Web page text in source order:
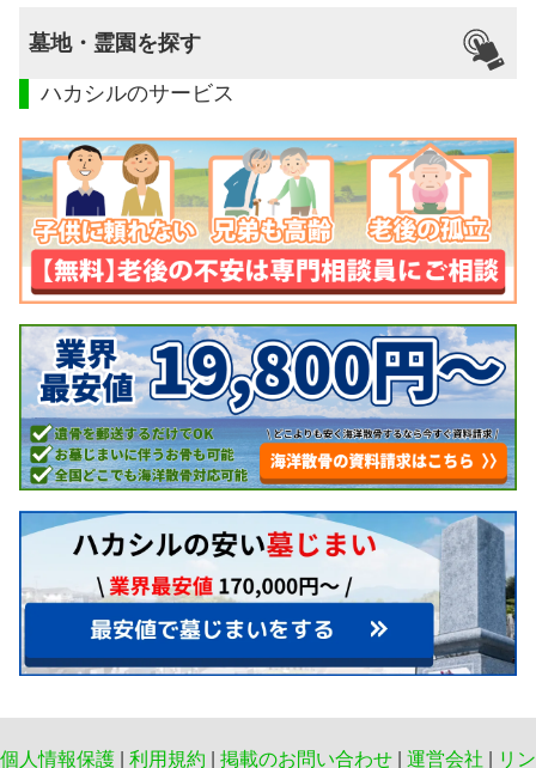
墓地・霊園を探す
ハカシルのサービス
個人情報保護 利用規約 掲載のお問い合わせ 運営会社 リン